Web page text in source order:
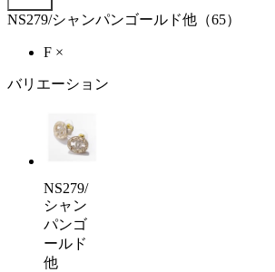
NS279/シャンパンゴールド他（65）
F ×
バリエーション
NS279/
シャン
パンゴ
ールド
他